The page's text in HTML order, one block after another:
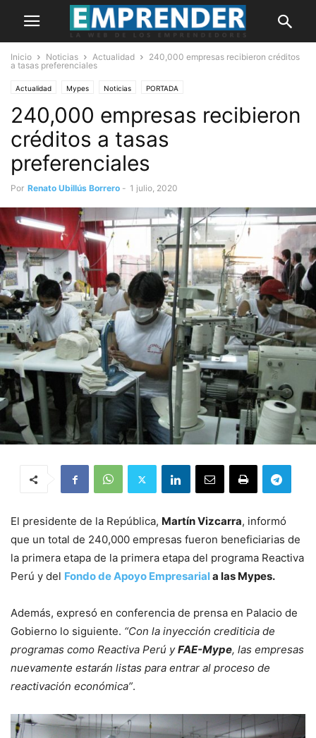
Inicio Noticias Actualidad
240,000 empresas recibieron créditos
a tasas preferenciales
Actualidad Mypes Noticias PORTADA
240,000 empresas recibieron
créditos a tasas
preferenciales
Por Renato Ubillús Borrero - 1 julio, 2020
El presidente de la República, Martín Vizcarra, informó
que un total de 240,000 empresas fueron beneficiarias de
la primera etapa de la primera etapa del programa Reactiva
Perú y del Fondo de Apoyo Empresariala las Mypes.
Además, expresó en conferencia de prensa en Palacio de
Gobierno lo siguiente. “Con la inyección crediticia de
programas como Reactiva Perú yFAE-Mype, las empresas
nuevamente estarán listas para entrar al proceso de
reactivación económica”.